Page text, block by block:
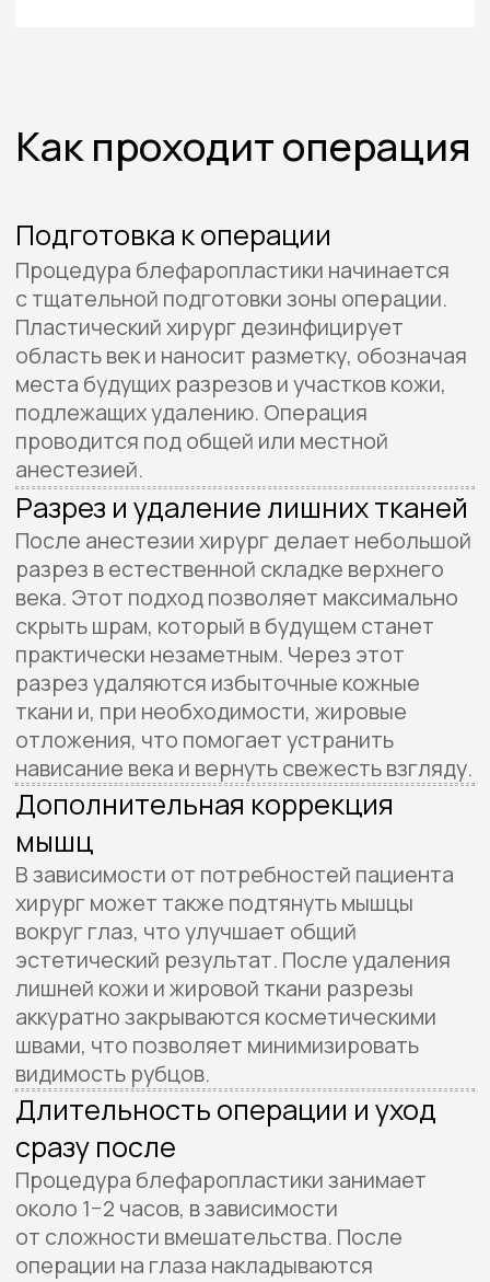
осторожность в уходе за глазами
и выполнять рекомендации врача для
продолжительность
Блефаропластика обеспечивает
долгосрочные результаты, возвращая
молодость и свежесть взгляду, а также
устраняя физический дискомфорт,
связанный с нависанием век.
Реабилитация
Выписка и первые дни после
операции
Пациент может вернуться домой уже в день
проведения блефаропластики верхних век,
если процедура прошла без осложнений.
Легкий дискомфорт, отеки
и незначительные синяки в области глаз —
нормальные последствия операции,
которые снимаются с помощью
назначенных врачом обезболивающих
и охлаждающих компрессов.